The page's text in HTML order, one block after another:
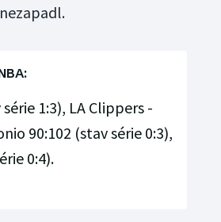
1:3), LA Clippers -
90:102 (stav série 0:3),
0:4).